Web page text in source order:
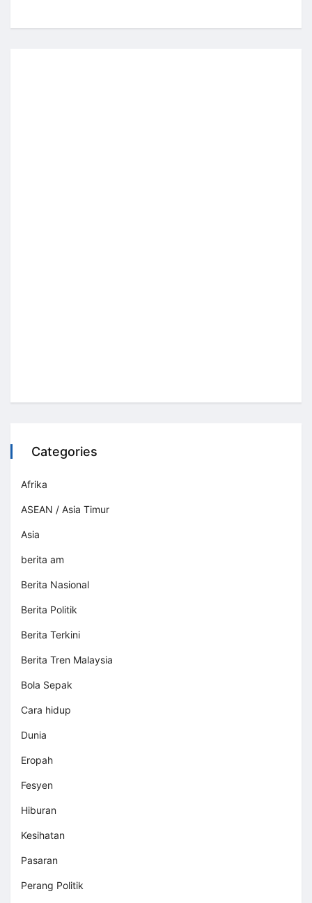
Categories
Afrika
ASEAN / Asia Timur
Asia
berita am
Berita Nasional
Berita Politik
Berita Terkini
Berita Tren Malaysia
Bola Sepak
Cara hidup
Dunia
Eropah
Fesyen
Hiburan
Kesihatan
Pasaran
Perang Politik